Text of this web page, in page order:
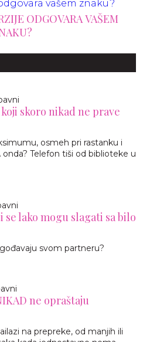
ODGOVARA VAŠEM
skoro nikad ne prave
osmeh pri rastanku i
onda? Telefon tiši od biblioteke u
se lako mogu slagati sa bilo
svom partneru?
ne opraštaju
na prepreke, od manjih ili